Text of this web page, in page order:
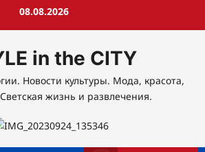
08.08.2026
in the CITY
Новости культуры. Мода, красота,
жизнь и развлечения.